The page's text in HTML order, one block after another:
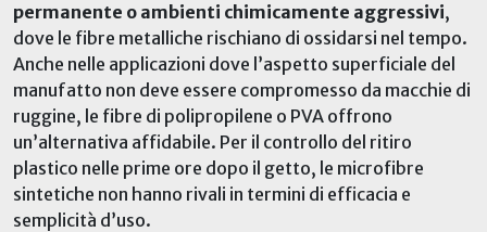
permanente o ambienti chimicamente aggressivi,
dove le fibre metalliche rischiano di ossidarsi nel tempo.
Anche nelle applicazioni dove l’aspetto superficiale del
manufatto non deve essere compromesso da macchie di
ruggine, le fibre di polipropilene o PVA offrono
un’alternativa affidabile. Per il controllo del ritiro
plastico nelle prime ore dopo il getto, le microfibre
sintetiche non hanno rivali in termini di efficacia e
semplicità d’uso.